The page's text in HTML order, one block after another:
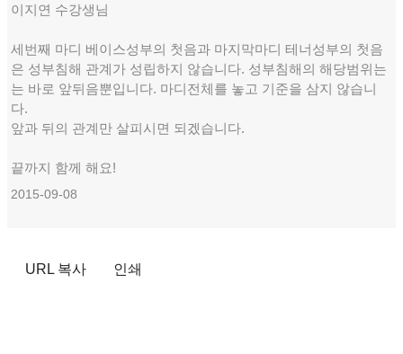
이지연 수강생님
세번째 마디 베이스성부의 첫음과 마지막마디 테너성부의 첫음
은 성부침해 관계가 성립하지 않습니다. 성부침해의 해당범위는
는 바로 앞뒤음뿐입니다. 마디전체를 놓고 기준을 삼지 않습니
다.
앞과 뒤의 관계만 살피시면 되겠습니다.
끝까지 함께 해요!
2015-09-08
URL 복사 인쇄